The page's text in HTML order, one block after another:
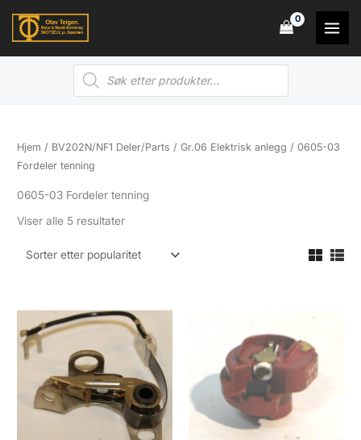
Products
search
Hjem / BV202N/NF1 Deler/Parts /Gr.06 Elektrisk anlegg / 0605-03
Fordeler tenning
0605-03 Fordeler tenning
Viser alle 5 resultaterSortert